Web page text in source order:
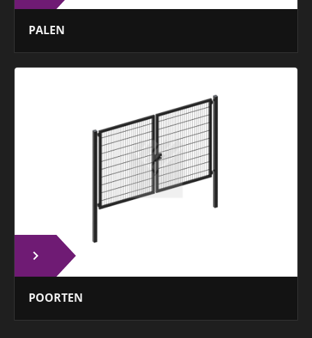
PALEN
POORTEN